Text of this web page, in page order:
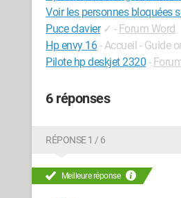
Voir les personnes bloquées
Puce clavier ✓ - Forum Word
Hp envy 16 - Accueil - Guide
Pilote hp deskjet 2320 -
6 réponses
RÉPONSE 1 / 6
Meilleure réponse